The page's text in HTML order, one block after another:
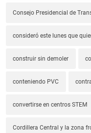
Consejo Presidencial de
consideró este lunes que
construir sin demoler
conteniendo PVC
convertirse en centros STEM
Cordillera Central y la zona